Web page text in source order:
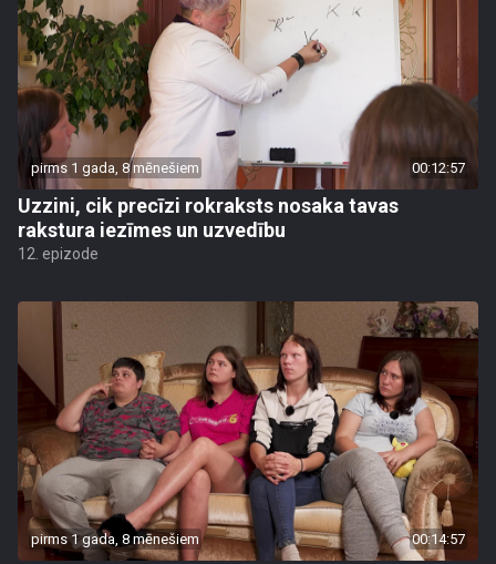
pirms 1 gada, 8 mēnešiem 00:12:57
Uzzini, cik precīzi rokraksts nosaka tavas
rakstura iezīmes un uzvedību
12. epizode
pirms 1 gada, 8 mēnešiem 00:14:57